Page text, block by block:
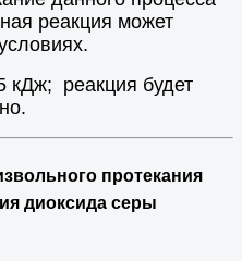
реакция может
кДж; реакция будет
протекания
диоксида серы